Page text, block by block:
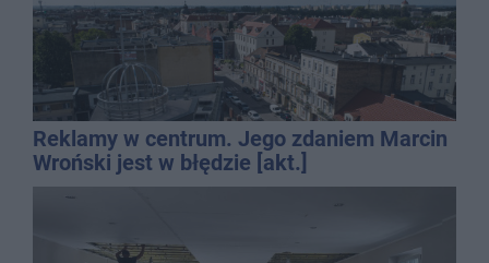
Reklamy w centrum. Jego zdaniem Marcin
Wroński jest w błędzie [akt.]